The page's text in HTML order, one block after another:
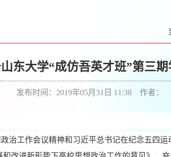
东大学“成仿吾英才班”第三
发布时间：2019年05月31日 11:38 作者：
治工作会议精神和习近平总书记在纪念五四运